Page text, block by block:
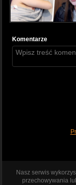
Komentarze
Nasz serwis
przechowywania